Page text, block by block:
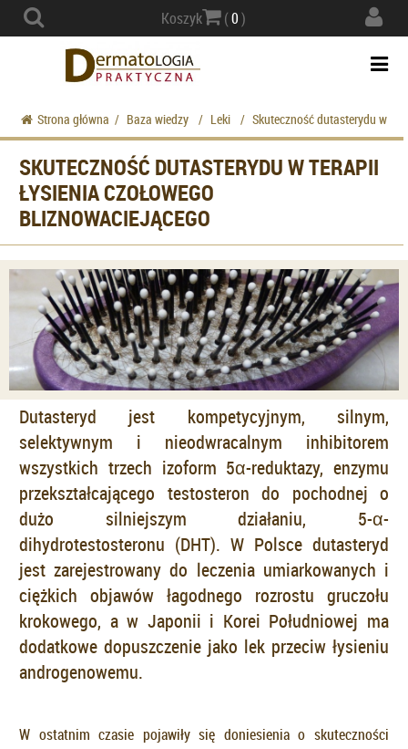
Koszyk (0)
Strona główna / Baza wiedzy / Leki / Skuteczność dutasterydu w
SKUTECZNOŚĆ DUTASTERYDU W TERAPII
ŁYSIENIA CZOŁOWEGO
BLIZNOWACIEJĄCEGO
Dutasteryd jest kompetycyjnym, silnym,
selektywnym i nieodwracalnym inhibitorem
wszystkich trzech izoform 5α-reduktazy, enzymu
przekształcającego testosteron do pochodnej o
dużo silniejszym działaniu, 5-α-
dihydrotestosteronu (DHT). W Polsce dutasteryd
jest zarejestrowany do leczenia umiarkowanych i
ciężkich objawów łagodnego rozrostu gruczołu
krokowego, a w Japonii i Korei Południowej ma
dodatkowe dopuszczenie jako lek przeciw łysieniu
androgenowemu.
W ostatnim czasie pojawiły się doniesienia o skuteczności